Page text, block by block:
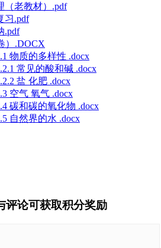
（老教材）.pdf
习.pdf
.pdf
）.DOCX
物质的多样性 .docx
常见的酸和碱 .docx
盐 化肥 .docx
空气 氧气 .docx
碳和碳的氧化物 .docx
自然界的水 .docx
评论可获取积分奖励